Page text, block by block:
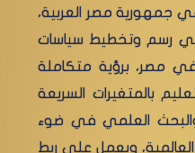
جمهورية مصر العربية،
في رسم وتخطيط سياسات
في مصر، برؤية متكاملة
بالمتغيرات السريعة
والبحث العلمي في ضوء
العالمية، ويعمل على ربط